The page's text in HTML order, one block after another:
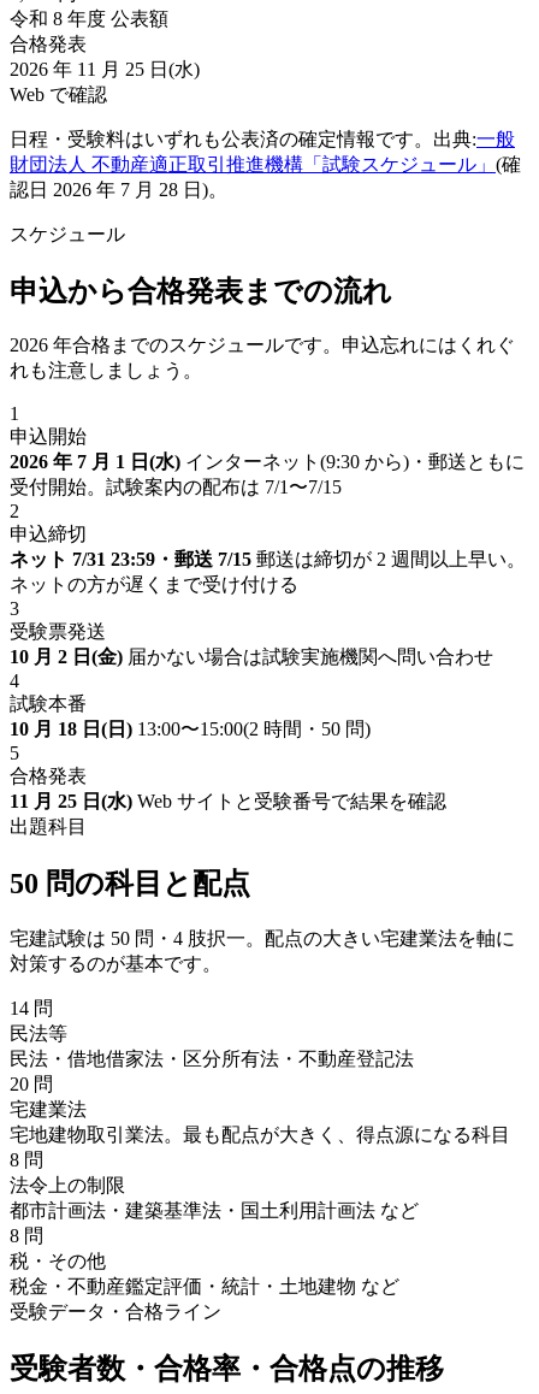
令和 8 年度 公表額
合格発表
2026 年 11 月 25 日(水)
Web で確認
日程・受験料はいずれも公表済の確定情報です。出典:一般
財団法人 不動産適正取引推進機構「試験スケジュール」 (確
認日 2026 年 7 月 28 日)。
スケジュール
申込から合格発表までの流れ
2026 年合格までのスケジュールです。申込忘れにはくれぐ
れも注意しましょう。
1
申込開始
2026 年 7 月 1 日(水) インターネット(9:30 から)・郵送ともに
受付開始。試験案内の配布は 7/1〜7/15
2
申込締切
ネット 7/31 23:59・郵送 7/15 郵送は締切が 2 週間以上早い。
ネットの方が遅くまで受け付ける
3
受験票発送
10 月 2 日(金) 届かない場合は試験実施機関へ問い合わせ
4
試験本番
10 月 18 日(日) 13:00〜15:00(2 時間・50 問)
5
合格発表
11 月 25 日(水) Web サイトと受験番号で結果を確認
出題科目
50 問の科目と配点
宅建試験は 50 問・4 肢択一。配点の大きい宅建業法を軸に
対策するのが基本です。
14 問
民法等
民法・借地借家法・区分所有法・不動産登記法
20 問
宅建業法
宅地建物取引業法。最も配点が大きく、得点源になる科目
8 問
法令上の制限
都市計画法・建築基準法・国土利用計画法 など
8 問
税・その他
税金・不動産鑑定評価・統計・土地建物 など
受験データ・合格ライン
受験者数・合格率・合格点の推移